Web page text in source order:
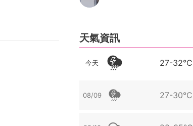
天氣資訊
今天 27-32°C
08/09 27-30°C